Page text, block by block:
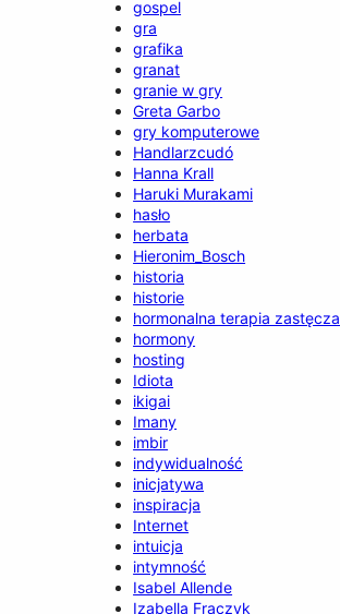
gospel
gra
grafika
granat
granie w gry
Greta Garbo
gry komputerowe
Handlarzcudó
Hanna Krall
Haruki Murakami
hasło
herbata
Hieronim_Bosch
historia
historie
hormonalna terapia zastęcza
hormony
hosting
Idiota
ikigai
Imany
imbir
indywidualność
inicjatywa
inspiracja
Internet
intuicja
intymność
Isabel Allende
Izabella Frączyk